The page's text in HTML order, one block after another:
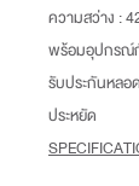
ความสว่าง :
พร้อมอุปกรณ์
รับประกันหลอ
ประหยัด